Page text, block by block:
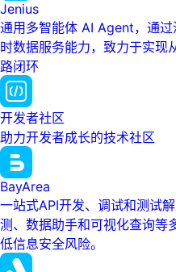
Jenius
通用多智能体 AI Agent，通
时数据服务能力，致力于实现
路闭环
开发者社区
助力开发者成长的技术社区
BayArea
一站式API开发、调试和测试
测、数据助手和可视化查询等
低信息安全风险。